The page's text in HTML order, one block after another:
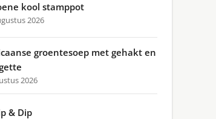
kool stamppot
2026
groentesoep met gehakt en
2026
& Dip